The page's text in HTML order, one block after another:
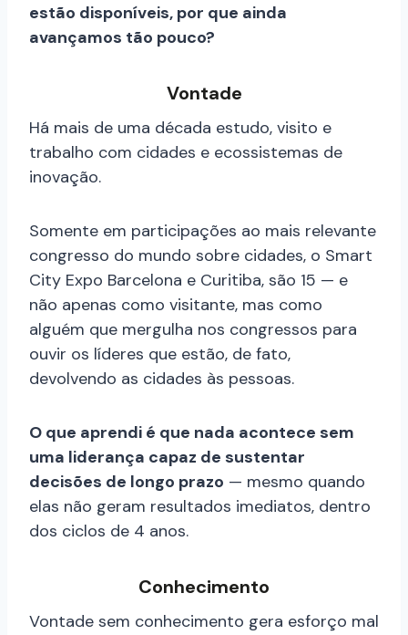
estão disponíveis, por que ainda
avançamos tão pouco?
Vontade
Há mais de uma década estudo, visito e
trabalho com cidades e ecossistemas de
inovação.
Somente em participações ao mais relevante
congresso do mundo sobre cidades, o Smart
City Expo Barcelona e Curitiba, são 15 — e
não apenas como visitante, mas como
alguém que mergulha nos congressos para
ouvir os líderes que estão, de fato,
devolvendo as cidades às pessoas.
O que aprendi é que nada acontece sem
uma liderança capaz de sustentar
decisões de longo prazo — mesmo quando
elas não geram resultados imediatos, dentro
dos ciclos de 4 anos.
Conhecimento
Vontade sem conhecimento gera esforço mal